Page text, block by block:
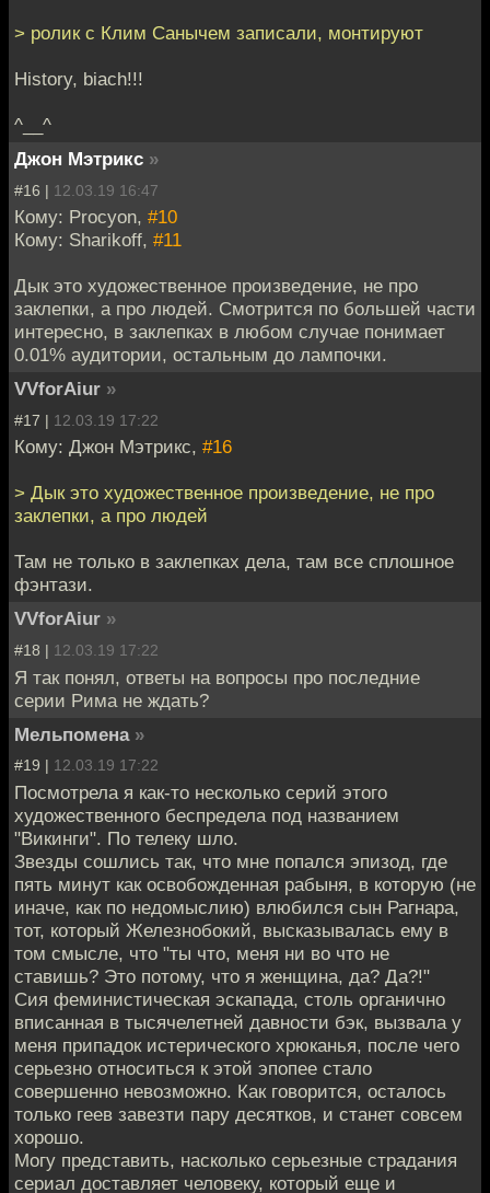
> ролик с Клим Санычем записали, монтируют
History, biach!!!
^__^
Джон Мэтрикс »
#16 | 12.03.19 16:47
Кому: Procyon, #10
Кому: Sharikoff, #11
Дык это художественное произведение, не про
заклепки, а про людей. Смотрится по большей части
интересно, в заклепках в любом случае понимает
0.01% аудитории, остальным до лампочки.
VVforAiur »
#17 | 12.03.19 17:22
Кому: Джон Мэтрикс, #16
> Дык это художественное произведение, не про
заклепки, а про людей
Там не только в заклепках дела, там все сплошное
фэнтази.
VVforAiur »
#18 | 12.03.19 17:22
Я так понял, ответы на вопросы про последние
серии Рима не ждать?
Мельпомена »
#19 | 12.03.19 17:22
Посмотрела я как-то несколько серий этого
художественного беспредела под названием
"Викинги". По телеку шло.
Звезды сошлись так, что мне попался эпизод, где
пять минут как освобожденная рабыня, в которую (не
иначе, как по недомыслию) влюбился сын Рагнара,
тот, который Железнобокий, высказывалась ему в
том смысле, что "ты что, меня ни во что не
ставишь? Это потому, что я женщина, да? Да?!"
Сия феминистическая эскапада, столь органично
вписанная в тысячелетней давности бэк, вызвала у
меня припадок истерического хрюканья, после чего
серьезно относиться к этой эпопее стало
совершенно невозможно. Как говорится, осталось
только геев завезти пару десятков, и станет совсем
хорошо.
Могу представить, насколько серьезные страдания
сериал доставляет человеку, который еще и